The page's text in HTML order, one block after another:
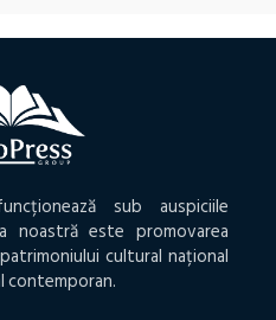
sub auspiciile
noastră este promovarea
cultural național
contemporan.